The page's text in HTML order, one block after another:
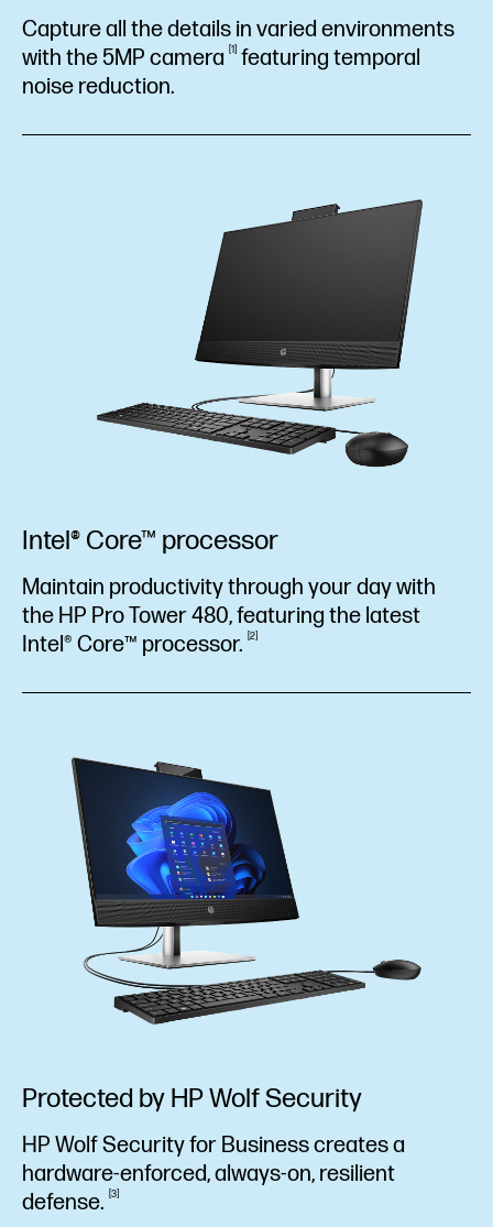
Capture all the details in varied environments
with the 5MP camera 1
featuring temporal
noise reduction.
Intel® Core™ processor
Maintain productivity through your day with
the HP Pro Tower 480, featuring the latest
Intel® Core™ processor. 2
Protected by HP Wolf Security
HP Wolf Security for Business creates a
hardware-enforced, always-on, resilient
defense.
3